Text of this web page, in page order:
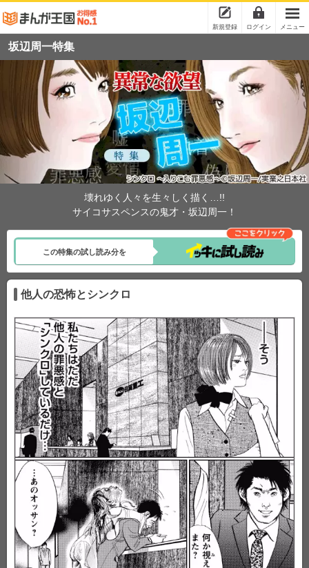
新規登録 ログイン メニュー
坂辺周一特集
壊れゆく人々を生々しく描く…!!
サイコサスペンスの鬼才・坂辺周一！
この特集の試し読み分を
他人の恐怖とシンクロ